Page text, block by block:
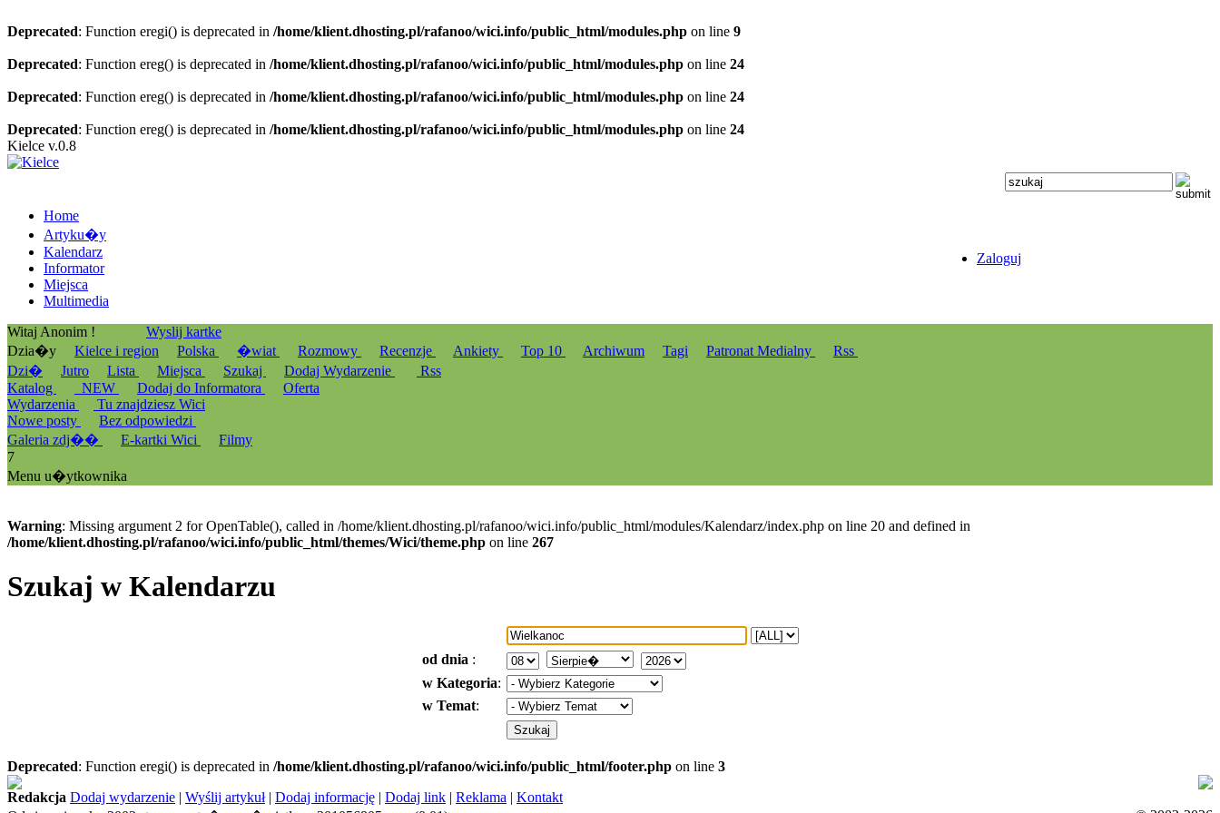
Deprecated: Function eregi() is deprecated in /home/klient.dhosting.pl/rafanoo/wici.info/public_html/modules.php on line 9
Deprecated: Function ereg() is deprecated in /home/klient.dhosting.pl/rafanoo/wici.info/public_html/modules.php on line 24
Deprecated: Function ereg() is deprecated in /home/klient.dhosting.pl/rafanoo/wici.info/public_html/modules.php on line 24
Deprecated: Function ereg() is deprecated in /home/klient.dhosting.pl/rafanoo/wici.info/public_html/modules.php on line 24
Kielce v.0.8
Home
Artyku�y
Kalendarz
Informator
Miejsca
Multimedia
Zaloguj
Witaj Anonim !
Wyslij kartke
Dzia�y
Kielce i region Polska �wiat Rozmowy Recenzje Ankiety Top 10 Archiwum Tagi Patronat Medialny
Rss
Dzi�
Jutro Lista Miejsca Szukaj Dodaj Wydarzenie
Rss
Katalog
_NEW Dodaj do Informatora
Oferta
Wydarzenia
Tu znajdziesz Wici
Nowe posty
Bez odpowiedzi
Galeria zdj��
E-kartki Wici
Filmy
7
Menu u�ytkownika
Warning: Missing argument 2 for OpenTable(), called in /home/klient.dhosting.pl/rafanoo/wici.info/public_html/modules/Kalendarz/index.php on line 20 and defined in
/home/klient.dhosting.pl/rafanoo/wici.info/public_html/themes/Wici/theme.php on line 267
Szukaj w Kalendarzu
od dnia :
w Kategoria:
w Temat:
Deprecated: Function eregi() is deprecated in /home/klient.dhosting.pl/rafanoo/wici.info/public_html/footer.php on line 3
Redakcja Dodaj wydarzenie | Wyślij artykuł| Dodaj informację | Dodaj link | Reklama | Kontakt